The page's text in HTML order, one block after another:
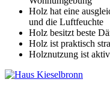
Holz hat eine
und die Luftfeuchte
Holz besitzt beste
Holz ist praktisch
Holznutzung ist